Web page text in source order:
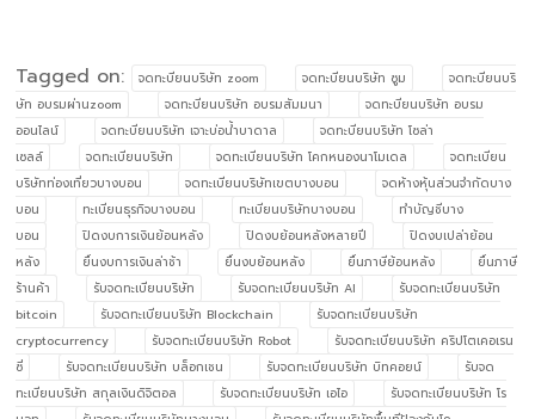
Tagged on: จดทะบียนบริษัท zoom จดทะบียนบริษัท ซูม
จดทะบียนบริ
ษัท อบรมผ่านzoom
จดทะบียนบริษัท อบรมสัมมนา
จดทะบียนบริษัท อบรม
ออนไลน์
จดทะบียนบริษัท เจาะบ่อน้ำบาดาล
จดทะบียนบริษัท โซล่า
เซลล์
จดทะเบียนบริษัท จดทะเบียนบริษัท โคกหนองนาโมเดล
จดทะเบียน
บริษัทท่องเที่ยวบางบอน
จดทะเบียนบริษัทเขตบางบอน
จดห้างหุ้นส่วนจำกัดบาง
บอน
ทะเบียนธุรกิจบางบอน ทะเบียนบริษัทบางบอน
ทำบัญชีบาง
บอน
ปิดงบการเงินย้อนหลัง ปิดงบย้อนหลังหลายปี
ปิดงบเปล่าย้อน
หลัง
ยื่นงบการเงินล่าช้า ยื่นงบย้อนหลัง ยื่นภาษีย้อนหลัง
ยื่นภาษี
ร้านค้า
รับจดทะเบียนบริษัท รับจดทะเบียนบริษัท AI
รับจดทะเบียนบริษัท
bitcoin
รับจดทะเบียนบริษัท Blockchain
รับจดทะเบียนบริษัท
cryptocurrency
รับจดทะเบียนบริษัท Robot
รับจดทะเบียนบริษัท คริปโตเคอเรน
ซี่
รับจดทะเบียนบริษัท บล็อกเชน รับจดทะเบียนบริษัท บิทคอยน์
รับจด
ทะเบียนบริษัท สกุลเงินดิจิตอล
รับจดทะเบียนบริษัท เอไอ
รับจดทะเบียนบริษัท โร